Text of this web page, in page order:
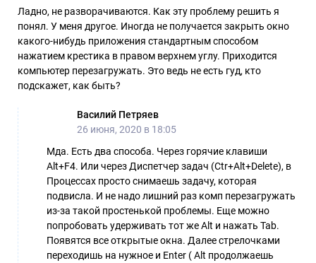
Ладно, не разворачиваются. Как эту проблему решить я
понял. У меня другое. Иногда не получается закрыть окно
какого-нибудь приложения стандартным способом
нажатием крестика в правом верхнем углу. Приходится
компьютер перезагружать. Это ведь не есть гуд, кто
подскажет, как быть?
Василий Петряев
26 июня, 2020 в 18:05
Мда. Есть два способа. Через горячие клавиши
Alt+F4. Или через Диспетчер задач (Ctr+Alt+Delete), в
Процессах просто снимаешь задачу, которая
подвисла. И не надо лишний раз комп перезагружать
из-за такой простенькой проблемы. Еще можно
попробовать удерживать тот же Alt и нажать Tab.
Появятся все открытые окна. Далее стрелочками
переходишь на нужное и Enter ( Alt продолжаешь